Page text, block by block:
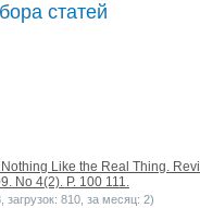
статей
Nothing Like the Real Thing.
No 4(2). P. 100 111.
загрузок: 810, за месяц: 2)